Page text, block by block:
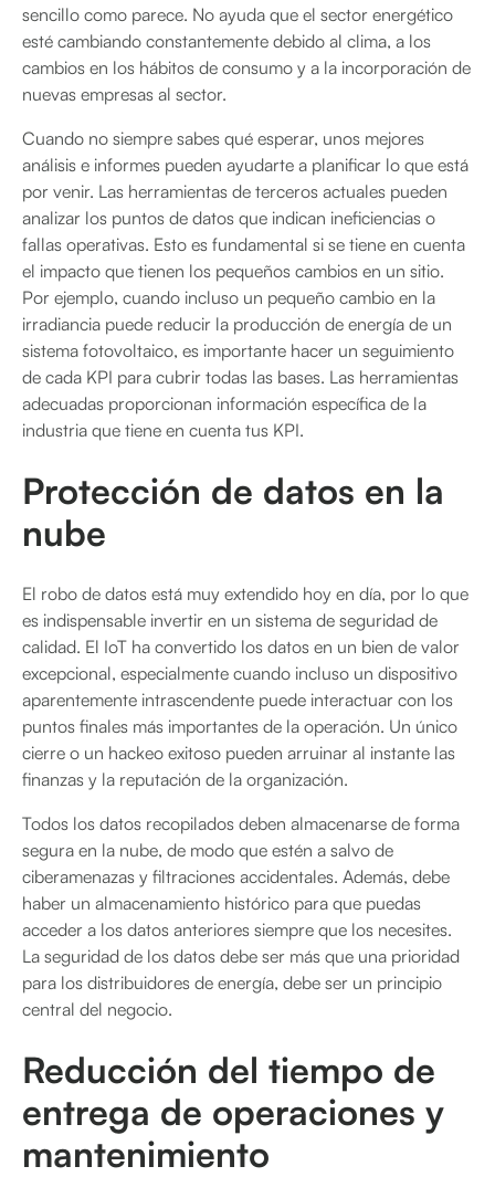
sencillo como parece. No ayuda que el sector energético
esté cambiando constantemente debido al clima, a los
cambios en los hábitos de consumo y a la incorporación de
nuevas empresas al sector.
Cuando no siempre sabes qué esperar, unos mejores
análisis e informes pueden ayudarte a planificar lo que está
por venir. Las herramientas de terceros actuales pueden
analizar los puntos de datos que indican ineficiencias o
fallas operativas. Esto es fundamental si se tiene en cuenta
el impacto que tienen los pequeños cambios en un sitio.
Por ejemplo, cuando incluso un pequeño cambio en la
irradiancia puede reducir la producción de energía de un
sistema fotovoltaico, es importante hacer un seguimiento
de cada KPI para cubrir todas las bases. Las herramientas
adecuadas proporcionan información específica de la
industria que tiene en cuenta tus KPI.
Protección de datos en la
nube
El robo de datos está muy extendido hoy en día, por lo que
es indispensable invertir en un sistema de seguridad de
calidad. El IoT ha convertido los datos en un bien de valor
excepcional, especialmente cuando incluso un dispositivo
aparentemente intrascendente puede interactuar con los
puntos finales más importantes de la operación. Un único
cierre o un hackeo exitoso pueden arruinar al instante las
finanzas y la reputación de la organización.
Todos los datos recopilados deben almacenarse de forma
segura en la nube, de modo que estén a salvo de
ciberamenazas y filtraciones accidentales. Además, debe
haber un almacenamiento histórico para que puedas
acceder a los datos anteriores siempre que los necesites.
La seguridad de los datos debe ser más que una prioridad
para los distribuidores de energía, debe ser un principio
central del negocio.
Reducción del tiempo de
entrega de operaciones y
mantenimiento